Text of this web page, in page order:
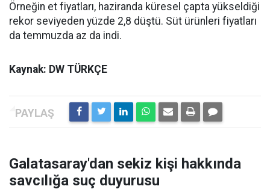
Örneğin et fiyatları, haziranda küresel çapta yükseldiği
rekor seviyeden yüzde 2,8 düştü. Süt ürünleri fiyatları
da temmuzda az da indi.
Kaynak: DW TÜRKÇE
Galatasaray'dan sekiz kişi hakkında
savcılığa suç duyurusu